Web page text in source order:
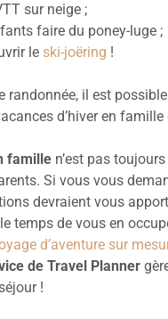
sur neige ;
faire du poney-luge ;
le ski-joëring !
randonnée, il est
d’hiver en
famille n’est pas
Si vous vous
devraient vous
temps de vous en
d’aventure sur
de Travel Planner
!